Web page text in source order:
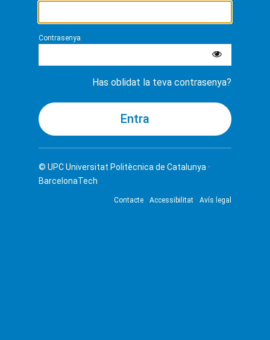
Contrasenya
Has oblidat la teva contrasenya?
© UPCUniversitat Politècnica de Catalunya ·
BarcelonaTech
Contacte Accessibilitat Avís legal